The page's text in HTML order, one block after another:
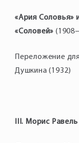
«Ария Соловья»
«Соловей»
Переложение
Душкина (1932)
III. Морис